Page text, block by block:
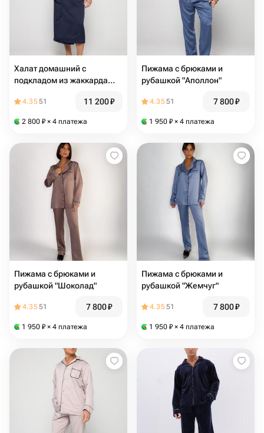
Халат домашний с
подкладом из жаккарда
4.3551 11 200₽
2 800 ₽ × 4 платежа
Пижама с брюками и
рубашкой "Аполлон"
4.3551 7 800₽
1 950 ₽ × 4 платежа
Пижама с брюками и
рубашкой "Шоколад"
4.3551 7 800₽
1 950 ₽ × 4 платежа
Пижама с брюками и
рубашкой "Жемчуг"
4.3551 7 800₽
1 950 ₽ × 4 платежа